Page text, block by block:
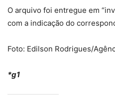
O arquivo foi entregue em
com a indicação do
Foto: Edilson Rodrigues/
*g1